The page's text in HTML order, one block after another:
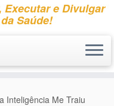
Executar e Divulgar
Saúde!
Inteligência Me Traiu